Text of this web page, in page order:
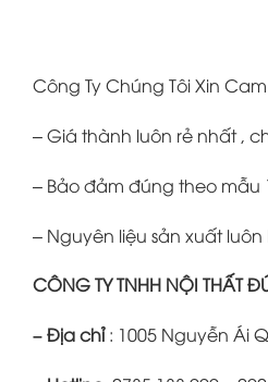
Công Ty Chúng Tôi Xin
– Giá thành luôn rẻ nhất ,
– Bảo đảm đúng theo mẫu
– Nguyên liệu sản xuất
CÔNG TY TNHH NỘI THẤT
– Địa chỉ: 1005 Nguyễn Ái